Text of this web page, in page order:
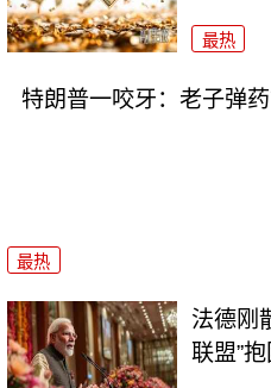
最热
特朗普一咬牙：老子弹
最热
法德刚
联盟”